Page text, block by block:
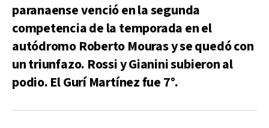
paranaense venció en la segunda
competencia de la temporada en el
autódromo Roberto Mouras y se quedó con
un triunfazo. Rossi y Gianini subieron al
podio. El Gurí Martínez fue 7°.